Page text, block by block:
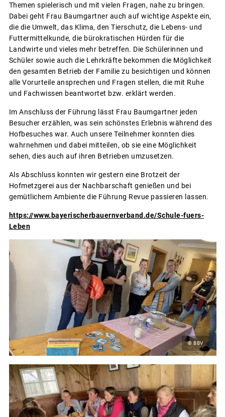
Themen spielerisch und mit vielen Fragen, nahe zu bringen.
Dabei geht Frau Baumgartner auch auf wichtige Aspekte ein,
die die Umwelt, das Klima, den Tierschutz, die Lebens- und
Futtermittelkunde, die bürokratischen Hürden für die
Landwirte und vieles mehr betreffen. Die Schülerinnen und
Schüler sowie auch die Lehrkräfte bekommen die Möglichkeit
den gesamten Betrieb der Familie zu besichtigen und können
alle Vorurteile ansprechen und Fragen stellen, die mit Ruhe
und Fachwissen beantwortet bzw. erklärt werden.
Im Anschluss der Führung lässt Frau Baumgartner jeden
Besucher erzählen, was sein schönstes Erlebnis während des
Hofbesuches war. Auch unsere Teilnehmer konnten dies
wahrnehmen und dabei mitteilen, ob sie eine Möglichkeit
sehen, dies auch auf ihren Betrieben umzusetzen.
Als Abschluss konnten wir gestern eine Brotzeit der
Hofmetzgerei aus der Nachbarschaft genießen und bei
gemütlichem Ambiente die Führung Revue passieren lassen.
https://www.bayerischerbauernverband.de/Schule-fuers-
Leben
© BBV